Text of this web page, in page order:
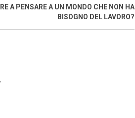
A PENSARE A UN MONDO CHE NON HA
BISOGNO DEL LAVORO?